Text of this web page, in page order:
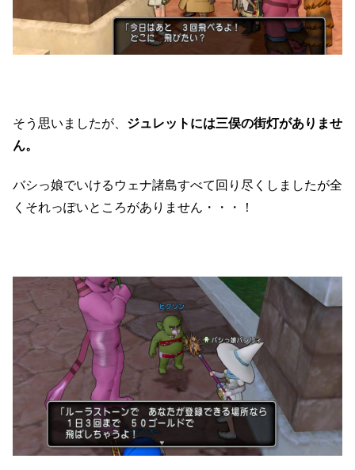
そう思いましたが、 ジュレットには三俣の街灯がありませ
ん。
バシっ娘でいけるウェナ諸島すべて回り尽くしましたが全
くそれっぽいところがありません・・・！